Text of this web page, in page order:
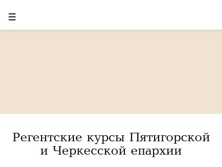
☰
Регентские курсы Пятигорской
и Черкесской епархии